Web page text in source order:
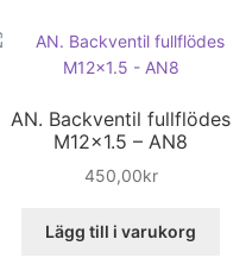
AN. Backventil fullflödes
M12x1.5 – AN8
450,00kr
Lägg till i varukorg